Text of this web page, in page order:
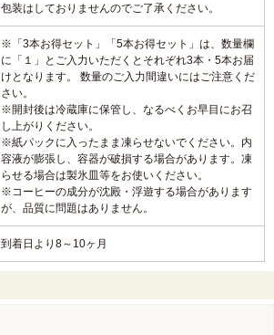
包装はしておりませんのでご了承ください。
※「3本お得セット」「5本お得セット」は、数量欄
に「１」とご入力いただくとそれぞれ3本・5本お届
けとなります。 数量のご入力間違いにはご注意くだ
さい。
※開封後は冷蔵庫に保管し、なるべくお早目にお召
し上がりください。
※紙パックに入ったまま凍らせないでください。内
容液が膨張し、容器が破損する場合があります。凍
らせる場合は製氷皿等をお使いください。
※コーヒーの成分が沈殿・浮遊する場合があります
が、品質に問題はありません。
到着日より8～10ヶ月